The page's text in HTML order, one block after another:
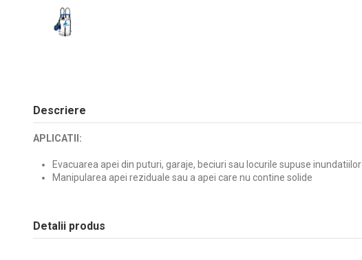
Descriere
APLICATII:
Evacuarea apei din puturi, garaje, beciuri sau locurile supuse inundatiilor
Manipularea apei reziduale sau a apei care nu contine solide
Detalii produs